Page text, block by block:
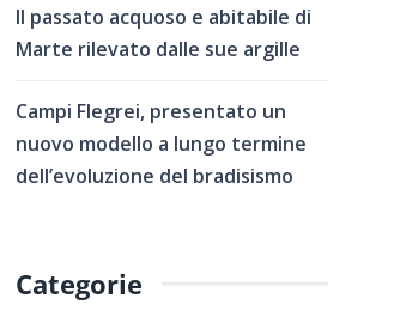
Il passato acquoso e abitabile di
Marte rilevato dalle sue argille
Campi Flegrei, presentato un
nuovo modello a lungo termine
dell’evoluzione del bradisismo
Categorie